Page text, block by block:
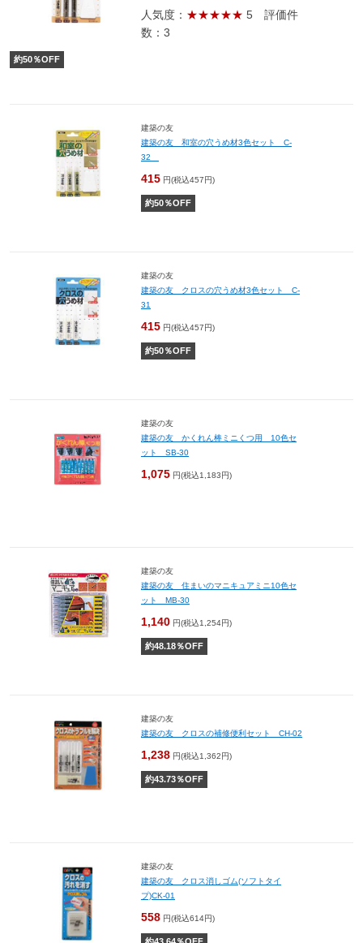
人気度： ★★★★★ 5 評価件
数：3
約50％OFF
建築の友
建築の友 和室の穴うめ材3色セット C-
32
415 円(税込457円)
約50％OFF
建築の友
建築の友 クロスの穴うめ材3色セット C-
31
415 円(税込457円)
約50％OFF
建築の友
建築の友 かくれん棒ミニくつ用 10色セ
ット SB-30
1,075 円(税込1,183円)
建築の友
建築の友 住まいのマニキュアミニ10色セ
ット MB-30
1,140 円(税込1,254円)
約48.18％OFF
建築の友
建築の友 クロスの補修便利セット CH-02
1,238 円(税込1,362円)
約43.73％OFF
建築の友
建築の友 クロス消しゴム(ソフトタイ
プ)CK-01
558 円(税込614円)